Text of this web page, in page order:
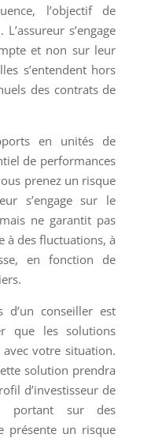
l’objectif de
s’engage
et non sur leur
s’entendent hors
des contrats de
en unités de
de performances
prenez un risque
s’engage sur le
ne garantit pas
à des fluctuations, à
en fonction de
d’un conseiller est
que les solutions
votre situation.
solution prendra
d’investisseur de
portant sur des
présente un risque